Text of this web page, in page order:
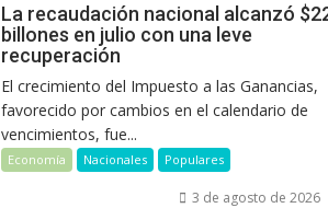
La recaudación nacional alcanzó
billones en julio con una leve
recuperación
El crecimiento del Impuesto a las Ganancias,
favorecido por cambios en el calendario de
vencimientos, fue...
Economía Nacionales Populares
3 de agosto de 2026